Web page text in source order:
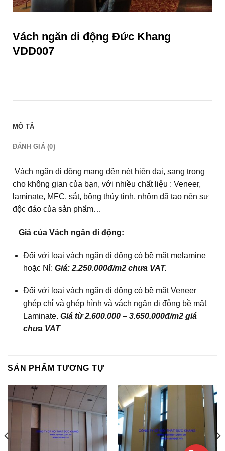
Vách ngăn di động Đức Khang
VDD007
MÔ TẢ
ĐÁNH GIÁ (0)
Vách ngăn di động mang đên nét hiện đại, sang trọng
cho không gian của bạn, với nhiều chất liệu : Veneer,
laminate, MFC, sắt, bông thủy tinh, nhôm đã tạo nên sự
độc đáo của sản phẩm…
Giácủa Vách ngăn di động:
Đối với loại vách ngăn di động có bề mặt melamine
hoặc Nỉ: Giá: 2.250.000đ/m2 chưa VAT.
Đối với loại vách ngăn di động có bề mặt Veneer
ghép chỉ và ghép hình và vách ngăn di động bề mặt
Laminate. Giá từ 2.600.000 – 3.650.000đ/m2 giá
chưa VAT
SẢN PHẨM TƯƠNG TỰ